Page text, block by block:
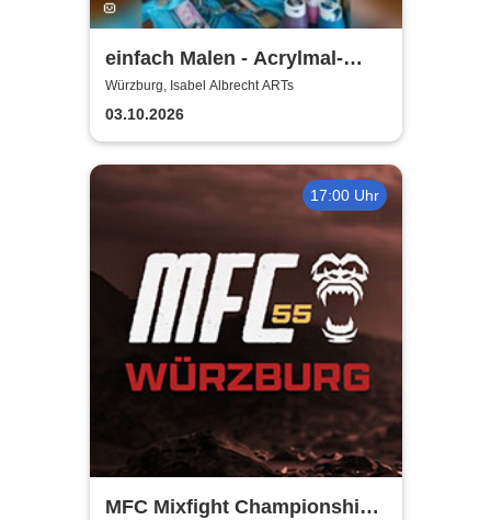
einfach Malen - Acrylmal-
Workshop | Isabel Albrecht
ARTs
Würzburg, Isabel Albrecht ARTs
03.10.2026
17:00 Uhr
MFC Mixfight Championship |